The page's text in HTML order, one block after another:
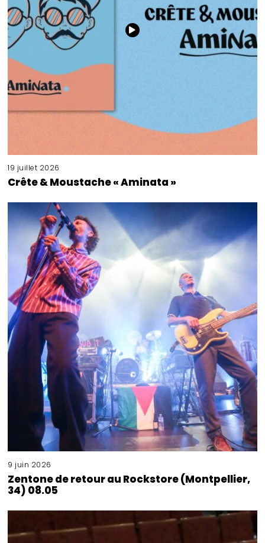
19 juillet 2026
Crête & Moustache « Aminata »
9 juin 2026
Zentone de retour au Rockstore (Montpellier,
34) 08.05